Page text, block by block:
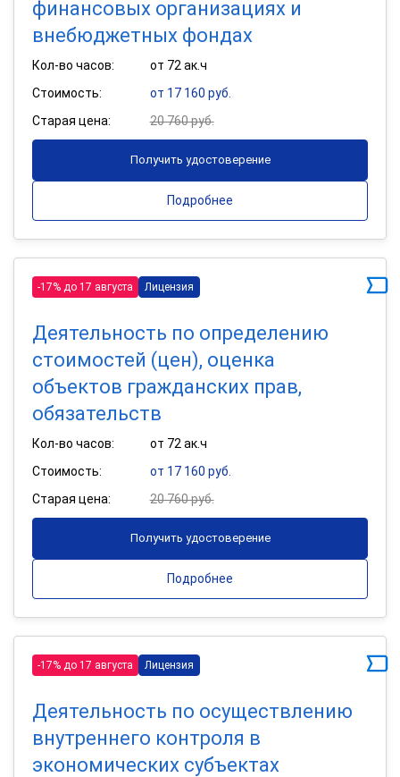
финансовых организациях и
внебюджетных фондах
Кол-во часов:
от 72 ак.ч
Стоимость:
от 17 160 руб.
Старая цена:
20 760 руб.
Получить удостоверение
Подробнее
-17% до 17 августа Лицензия
Деятельность по определению
стоимостей (цен), оценка
объектов гражданских прав,
обязательств
Кол-во часов:
от 72 ак.ч
Стоимость:
от 17 160 руб.
Старая цена:
20 760 руб.
Получить удостоверение
Подробнее
-17% до 17 августа Лицензия
Деятельность по осуществлению
внутреннего контроля в
экономических субъектах